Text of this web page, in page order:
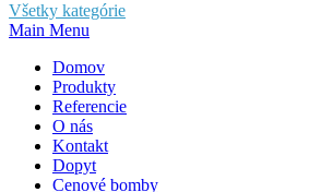
Všetky kategórie
Main Menu
Domov
Produkty
Referencie
O nás
Kontakt
Dopyt
Cenové bomby